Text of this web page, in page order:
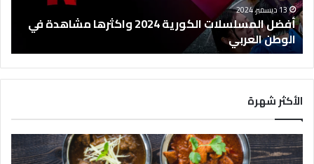
س
ل
س
ل
ا
ت
ا
ل
ك
و
ر
13 ديسمبر، 2024
أفضل المسلسلات الكورية 2024 واكثرها مشاهدة في
الوطن العربي
الأكثر شهرة